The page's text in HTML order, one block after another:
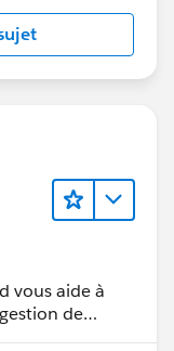
vous aide à
de